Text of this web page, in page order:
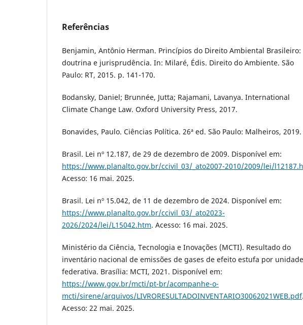
Referências
Benjamin, Antônio Herman. Princípios do Direito Ambiental Brasileiro:
doutrina e jurisprudência. In: Milaré, Édis. Direito do Ambiente. São
Paulo: RT, 2015. p. 141-170.
Bodansky, Daniel; Brunnée, Jutta; Rajamani, Lavanya. International
Climate Change Law. Oxford University Press, 2017.
Bonavides, Paulo. Ciências Política. 26ª ed. São Paulo: Malheiros, 2019.
Brasil. Lei nº 12.187, de 29 de dezembro de 2009. Disponível em:
https://www.planalto.gov.br/ccivil_03/_ato2007-2010/2009/lei/
Acesso: 16 mai. 2025.
Brasil. Lei nº 15.042, de 11 de dezembro de 2024. Disponível em:
https://www.planalto.gov.br/ccivil_03/_ato2023-
2026/2024/lei/L15042.htm. Acesso: 16 mai. 2025.
Ministério da Ciência, Tecnologia e Inovações (MCTI). Resultado do
inventário nacional de emissões de gases de efeito estufa por unidade
federativa. Brasília: MCTI, 2021. Disponível em:
https://www.gov.br/mcti/pt-br/acompanhe-o-
mcti/sirene/arquivos/LIVRORESULTADOINVENTARIO30062021WEB.pdf.
Acesso: 22 mai. 2025.